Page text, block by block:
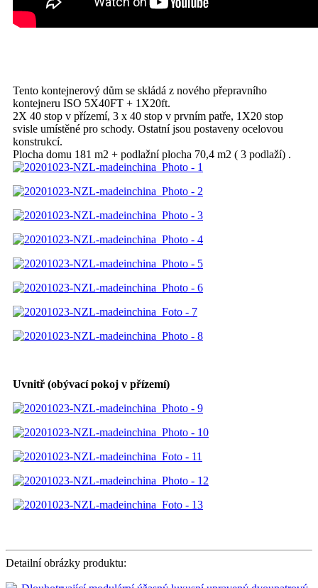
Tento kontejnerový dům se skládá z nového přepravního
kontejneru ISO 5X40FT + 1X20ft.
2X 40 stop v přízemí, 3 x 40 stop v prvním patře, 1X20 stop
svisle umístěné pro schody. Ostatní jsou postaveny ocelovou
konstrukcí.
Plocha domu 181 m2 + podlažní plocha 70,4 m2 ( 3 podlaží) .
Uvnitř (obývací pokoj v přízemí)
Detailní obrázky produktu: